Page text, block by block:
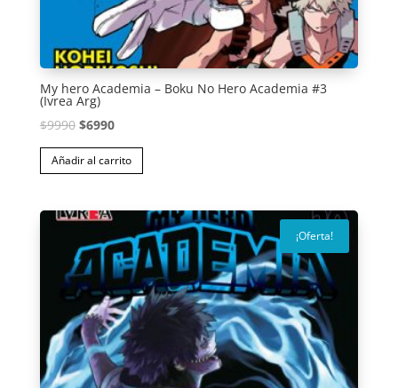
My hero Academia – Boku No Hero Academia #3
(Ivrea Arg)
$9990 El
precio
original
$9990.
$6990El
precio
actual
$6990.
Añadir al carrito
¡Oferta!